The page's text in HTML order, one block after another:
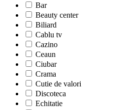
Bar
Beauty center
Biliard
Cablu tv
Cazino
Ceaun
Ciubar
Crama
Cutie de valori
Discoteca
Echitatie